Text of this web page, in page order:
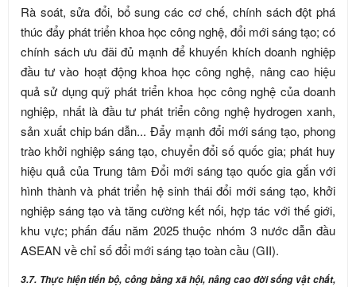
Rà soát, sửa đổi, bổ sung các cơ chế, chính sách đột phá
thúc đẩy phát triển khoa học công nghệ, đổi mới sáng tạo; có
chính sách ưu đãi đủ mạnh để khuyến khích doanh nghiệp
đầu tư vào hoạt động khoa học công nghệ, nâng cao hiệu
quả sử dụng quỹ phát triển khoa học công nghệ của doanh
nghiệp, nhất là đầu tư phát triển công nghệ hydrogen xanh,
sản xuất chip bán dẫn... Đẩy mạnh đổi mới sáng tạo, phong
trào khởi nghiệp sáng tạo, chuyển đổi số quốc gia; phát huy
hiệu quả của Trung tâm Đổi mới sáng tạo quốc gia gắn với
hình thành và phát triển hệ sinh thái đổi mới sáng tạo, khởi
nghiệp sáng tạo và tăng cường kết nối, hợp tác với thế giới,
khu vực; phấn đấu năm 2025 thuộc nhóm 3 nước dẫn đầu
ASEAN về chỉ số đổi mới sáng tạo toàn cầu (GII).
3.7. Thực hiện tiến bộ, công bằng xã hội, nâng cao đời sống vật chất,